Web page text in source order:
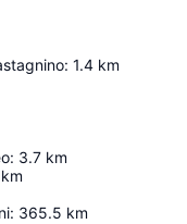
: 1.4 km
: 3.7 km
km
: 365.5 km